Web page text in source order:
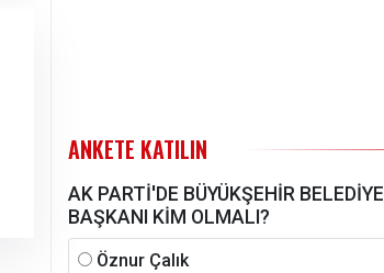
ANKETE KATILIN
AK PARTİ'DE BÜYÜKŞEHİR BELEDİYE
BAŞKANI KİM OLMALI?
Öznur Çalık